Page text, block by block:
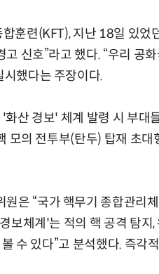
훈련(KFT), 지난 18일 있었
신호”라고 했다. “우리 공
시했다는 주장이다.
산 경보' 체계 발령 시 부대
모의 전투부(탄두) 탑재 초
은 “국가 핵무기 종합관리
보체계'는 적의 핵 공격 탐지,
수 있다”고 분석했다. 즉각